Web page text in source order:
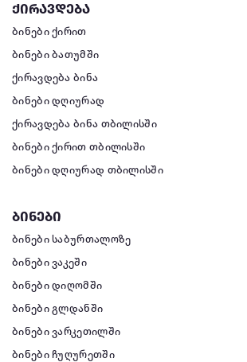
ქირავდება
ბინები ქირით
ბინები ბათუმში
ქირავდება ბინა
ბინები დღიურად
ქირავდება ბინა თბილისში
ბინები ქირით თბილისში
ბინები დღიურად თბილისში
ბინები
ბინები საბურთალოზე
ბინები ვაკეში
ბინები დიღომში
ბინები გლდანში
ბინები ვარკეთილში
ბინები ჩუღურეთში